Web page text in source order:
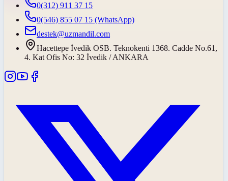
0(312) 911 37 15
0(546) 855 07 15 (WhatsApp)
destek@uzmandil.com
Hacettepe İvedik OSB. Teknokenti 1368. Cadde No.61,
4. Kat Ofis No: 32 İvedik / ANKARA